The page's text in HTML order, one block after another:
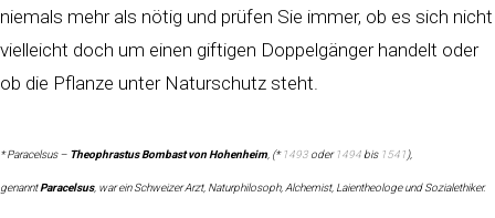
niemals mehr als nötig und prüfen Sie immer, ob es sich nicht
vielleicht doch um einen giftigen Doppelgänger handelt oder
ob die Pflanze unter Naturschutz steht.
* Paracelsus – Theophrastus Bombast von Hohenheim , (* 1493 oder 1494 bis 1541 ),
genanntParacelsus, war ein Schweizer Arzt, Naturphilosoph, Alchemist, Laientheologe und Sozialethiker.